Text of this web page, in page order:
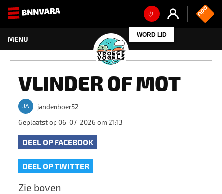
WORD LID
VLINDER OF MOT
jandenboer52
Geplaatst op 06-07-2026 om 21:13
DEEL OP FACEBOOK
DEEL OP TWITTER
Zie boven